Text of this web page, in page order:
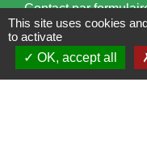
Contact par
Horaires d'ouverture:
Lundi : 14h - 17h
This site uses cookies
to activate
OK, accept all